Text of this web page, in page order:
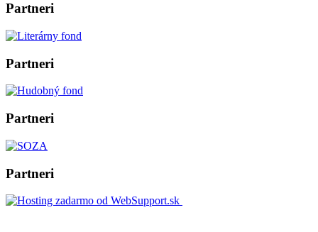
Partneri
Partneri
Partneri
Partneri